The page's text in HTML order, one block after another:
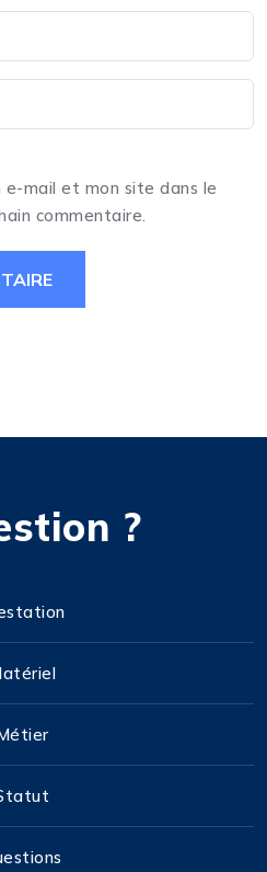
e-mail et mon site dans le
commentaire.
?